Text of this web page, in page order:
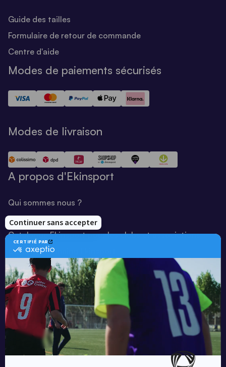
Guide des tailles
Formulaire de retour de commande
Centre d'aide
Modes de paiements sécurisés
Modes de livraison
A propos d'Ekinsport
Qui sommes nous ?
Notre savoir-faire
Catalogue Ekinsport pour les clubs et associations
Catalogue running Ekinsport
Blog
Une société de :